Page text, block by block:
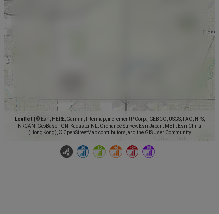
Leaflet
© Esri, HERE, Garmin, Intermap, increment P Corp., GEBCO, USGS, FAO, NPS,
NRCAN, GeoBase, IGN, Kadaster NL, Ordnance Survey, Esri Japan, METI, Esri China
(Hong Kong), © OpenStreetMap contributors, and the GIS User Community